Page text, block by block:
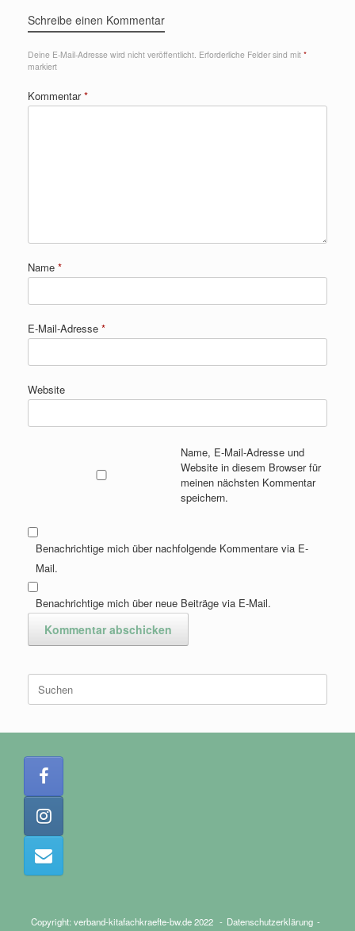
Schreibe einen Kommentar
Deine E-Mail-Adresse wird nicht veröffentlicht. Erforderliche Felder sind mit *
markiert
Kommentar*
Name *
E-Mail-Adresse *
Website
Name, E-Mail-Adresse und
Website in diesem Browser für
meinen nächsten Kommentar
speichern.
Benachrichtige mich über nachfolgende Kommentare via E-
Mail.
Benachrichtige mich über neue Beiträge via E-Mail.
Suchen
nach:
Copyright: verband-kitafachkraefte-bw.de 2022
Datenschutzerklärung